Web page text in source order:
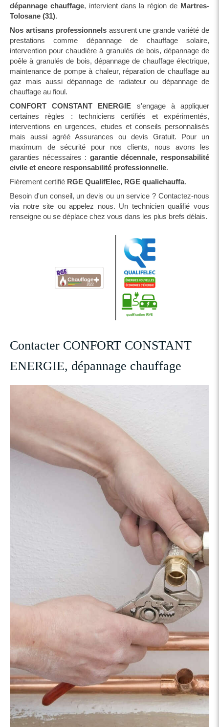
dépannage chauffage, intervient dans la région de Martres-
Tolosane (31).
Nos artisans professionnelsassurent une grande variété de
prestations comme dépannage de chauffage solaire,
intervention pour chaudière à granulés de bois, dépannage de
poêle à granulés de bois, dépannage de chauffage électrique,
maintenance de pompe à chaleur, réparation de chauffage au
gaz mais aussi dépannage de radiateur ou dépannage de
chauffage au fioul.
CONFORT CONSTANT ENERGIE s'engage à appliquer
certaines règles : techniciens certifiés et expérimentés,
interventions en urgences, etudes et conseils personnalisés
mais aussi agréé Assurances ou devis Gratuit. Pour un
maximum de sécurité pour nos clients, nous avons les
garanties nécessaires : garantie décennale, responsabilité
civile et encore responsabilité professionnelle.
Fièrement certifié RGE QualifElec, RGE qualichauffa.
Besoin d'un conseil, un devis ou un service ? Contactez-nous
via notre site ou appelez nous. Un technicien qualifié vous
renseigne ou se déplace chez vous dans les plus brefs délais.
Contacter CONFORT CONSTANT
ENERGIE, dépannage chauffage